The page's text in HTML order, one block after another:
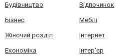
Будівництво Відпочинок
Бізнес Меблі
Жіночий розділ Інтернет
Економіка Інтер'єр